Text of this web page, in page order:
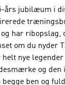
års jubilæum i
har ribopslag,
om du nyder
nye
og den
begge ben og